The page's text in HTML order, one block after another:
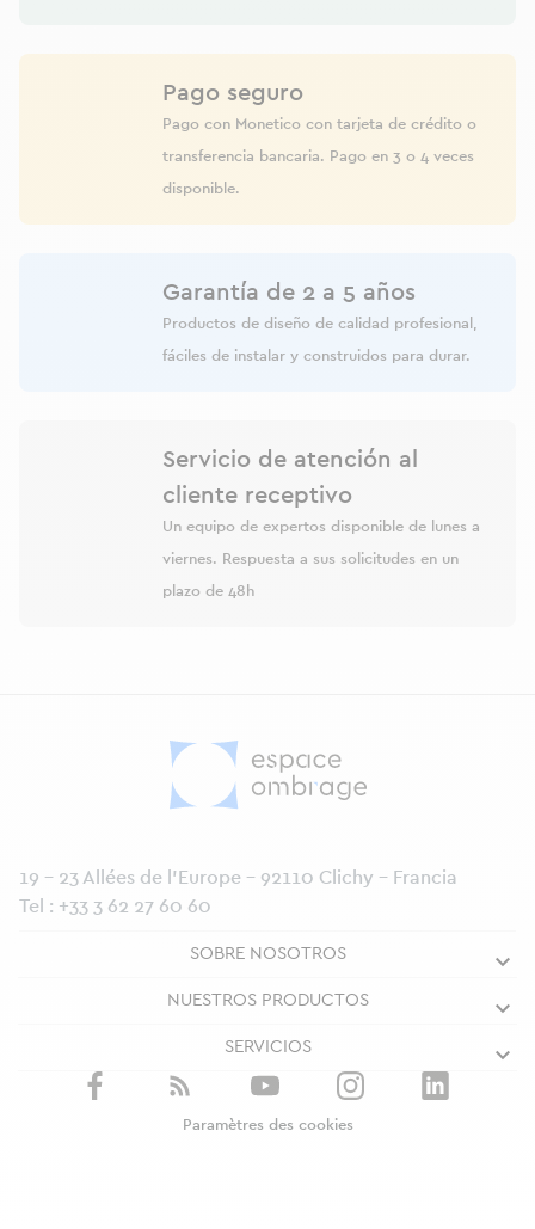
Pago seguro
Pago con Monetico con tarjeta de crédito o
transferencia bancaria. Pago en 3 o 4 veces
disponible.
Garantía de 2 a 5 años
Productos de diseño de calidad profesional,
fáciles de instalar y construidos para durar.
Servicio de atención al
cliente receptivo
Un equipo de expertos disponible de lunes a
viernes. Respuesta a sus solicitudes en un
plazo de 48h
19 - 23 Allées de l’Europe - 92110 Clichy - Francia
Tel : +33 3 62 27 60 60
SOBRE NOSOTROS
NUESTROS PRODUCTOS
SERVICIOS
Paramètres des cookies